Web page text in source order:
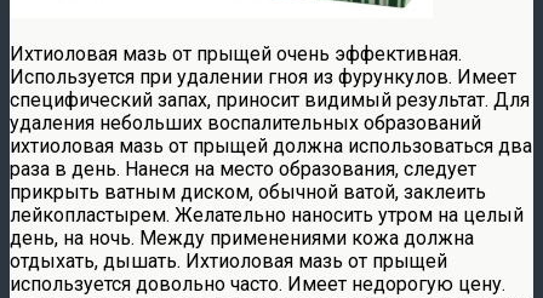
Ихтиоловая мазь от прыщей очень эффективная.
Используется при удалении гноя из фурункулов. Имеет
специфический запах, приносит видимый результат. Для
удаления небольших воспалительных образований
ихтиоловая мазь от прыщей должна использоваться два
раза в день. Нанеся на место образования, следует
прикрыть ватным диском, обычной ватой, заклеить
лейкопластырем. Желательно наносить утром на целый
день, на ночь. Между применениями кожа должна
отдыхать, дышать. Ихтиоловая мазь от прыщей
используется довольно часто. Имеет недорогую цену.